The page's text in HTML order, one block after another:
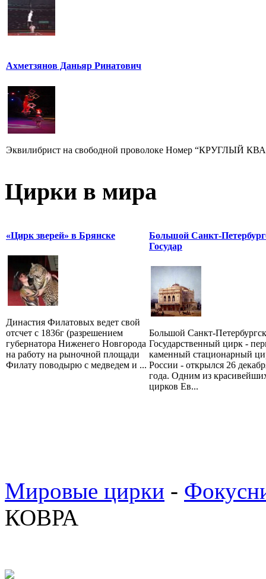
Ахметзянов Даньяр Ринатович
Эквилибрист на свободной проволоке Номер “КРУГЛЫЙ
Цирки в мира
«Цирк зверей» в Брянске
Династия Филатовых ведет свой
отсчет с 1836г (разрешением
губернатора Ниженего Новгорода
на работу на рыночной площади
Филату поводырю с медведем и ...
Большой Санкт-
Государ
Большой Санкт-
Государственный цирк -
каменный стационарный
России - открылся 26
года. Одним из
цирков Ев...
Мировые цирки -
КОВРА